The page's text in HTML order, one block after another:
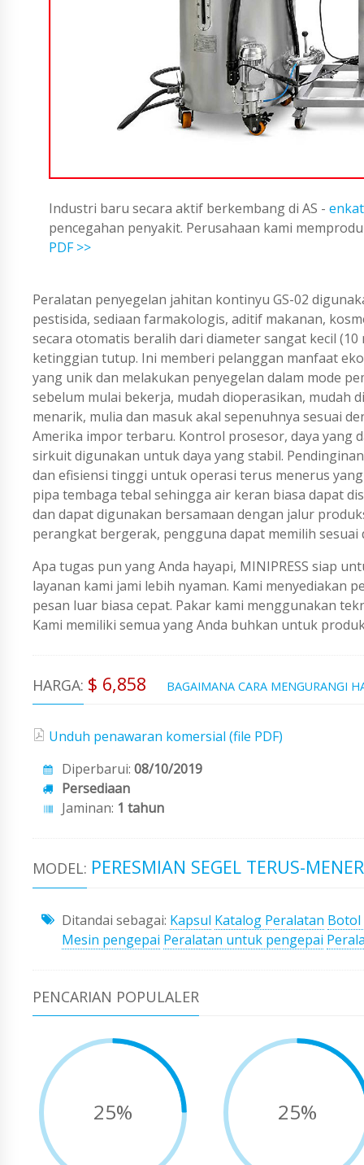
Industri baru secara aktif berkembang di AS -
pencegahan penyakit. Perusahaan kami
PDF >>
Peralatan penyegelan jahitan kontinyu GS-02
pestisida, sediaan farmakologis, aditif makanan,
secara otomatis beralih dari diameter sangat kecil
ketinggian tutup. Ini memberi pelanggan manfaat
yang unik dan melakukan penyegelan dalam mode
sebelum mulai bekerja, mudah dioperasikan, mudah
menarik, mulia dan masuk akal sepenuhnya sesuai
Amerika impor terbaru. Kontrol prosesor, daya yang
sirkuit digunakan untuk daya yang stabil.
dan efisiensi tinggi untuk operasi terus menerus
pipa tembaga tebal sehingga air keran biasa dapat
dan dapat digunakan bersamaan dengan jalur
perangkat bergerak, pengguna dapat memilih
Apa tugas pun yang Anda hayapi, MINIPRESS siap
layanan kami jami lebih nyaman. Kami menyediakan
pesan luar biasa cepat. Pakar kami menggunakan
Kami memiliki semua yang Anda buhkan untuk
HARGA: $ 6,858 BAGAIMANA CARA MENGURANGI
Unduh penawaran komersial (file PDF)
Diperbarui: 08/10/2019
Persediaan
Jaminan: 1 tahun
MODEL: PERESMIAN SEGEL TERUS-
Ditandai sebagai: Kapsul Katalog Peralatan
Mesin pengepai Peralatan untuk pengepai
PENCARIAN POPULALER
25% 25%